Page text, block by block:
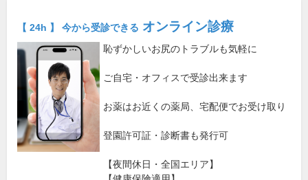
【 24h 】 今から受診できる オンライン診療
恥ずかしいお尻のトラブルも気軽に
ご自宅・オフィスで受診出来ます
お薬はお近くの薬局、宅配便でお受け取り
登園許可証・診断書も発行可
【夜間休日・全国エリア】